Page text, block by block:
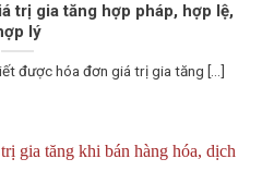
trị gia tăng hợp pháp, hợp lệ,
lý
được hóa đơn giá trị gia tăng [...]